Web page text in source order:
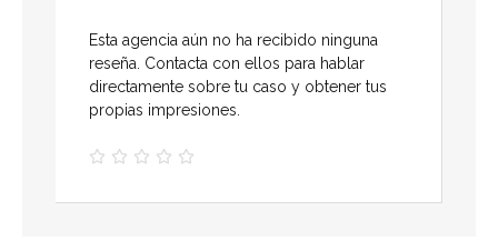
Esta agencia aún no ha recibido ninguna
reseña. Contacta con ellos para hablar
directamente sobre tu caso y obtener tus
propias impresiones.
    